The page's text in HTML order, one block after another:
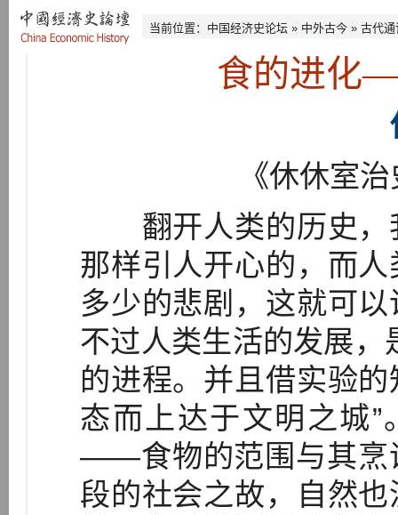
当前位置： 中国经济史论坛 » 中外古今 » 古代通
食的进化
《休休室
翻开人类的历史，
那样引人开心的，而
多少的悲剧，这就可
不过人类生活的发展，
的进程。并且借实验
态而上达于文明之城
——食物的范围与其烹
段的社会之故，自然